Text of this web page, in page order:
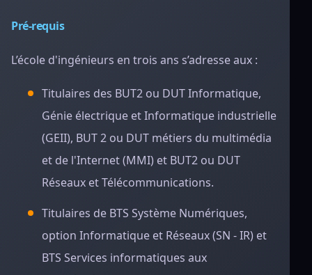
Pré-requis
L’école d'ingénieurs en trois ans s’adresse aux :
Titulaires des BUT2 ou DUT Informatique,
Génie électrique et Informatique industrielle
(GEII), BUT 2 ou DUT métiers du multimédia
et de l'Internet (MMI) et BUT2 ou DUT
Réseaux et Télécommunications.
Titulaires de BTS Système Numériques,
option Informatique et Réseaux (SN - IR) et
BTS Services informatiques aux